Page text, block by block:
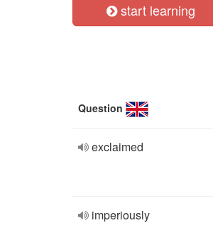
start learning
Question
exclaimed
imperiously